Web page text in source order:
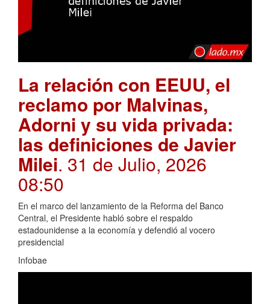
La relación con EEUU, el
reclamo por Malvinas,
Adorni y su vida privada:
las definiciones de Javier
Milei. 31 de Julio, 2026
08:50
En el marco del lanzamiento de la Reforma del Banco
Central, el Presidente habló sobre el respaldo
estadounidense a la economía y defendió al vocero
presidencial
Infobae